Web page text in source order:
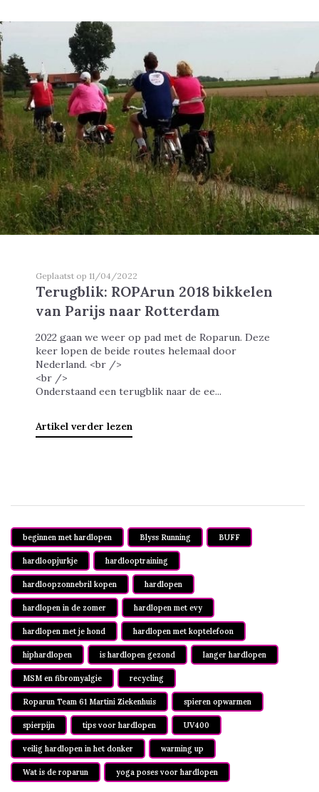
Geplaatst op 11/04/2022
Terugblik: ROPArun 2018 bikkelen
van Parijs naar Rotterdam
2022 gaan we weer op pad met de Roparun. Deze
keer lopen de beide routes helemaal door
Nederland. <br />
<br />
Onderstaand een terugblik naar de ee...
Artikel verder lezen
beginnen met hardlopen Blyss Running BUFF
hardloopjurkje hardlooptraining
hardloopzonnebril kopen hardlopen
hardlopen in de zomer hardlopen met evy
hardlopen met je hond hardlopen met koptelefoon
hiphardlopen is hardlopen gezond langer hardlopen
MSM en fibromyalgie recycling
Roparun Team 61 Martini Ziekenhuis spieren opwarmen
spierpijn tips voor hardlopen UV400
veilig hardlopen in het donker warming up
Wat is de roparun yoga poses voor hardlopen